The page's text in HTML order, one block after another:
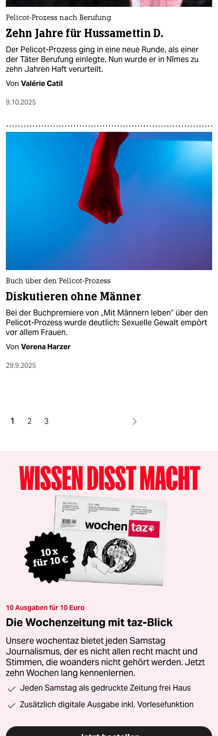
Pelicot-Prozess nach Berufung
Zehn Jahre für Hussamettin D.
Der Pelicot-Prozess ging in eine neue Runde, als einer
der Täter Berufung einlegte. Nun wurde er in Nîmes zu
zehn Jahren Haft verurteilt.
Von Valérie Catil
9.10.2025
Buch über den Pelicot-Prozess
Diskutieren ohne Männer
Bei der Buchpremiere von „Mit Männern leben“ über den
Pelicot-Prozess wurde deutlich: Sexuelle Gewalt empört
vor allem Frauen.
Von Verena Harzer
29.9.2025
1 2 3
10 Ausgaben für 10 Euro
Die Wochenzeitung mit taz-Blick
Unsere wochentaz bietet jeden Samstag
Journalismus, der es nicht allen recht macht und
Stimmen, die woanders nicht gehört werden. Jetzt
zehn Wochen lang kennenlernen.
Jeden Samstag als gedruckte Zeitung frei Haus
Zusätzlich digitale Ausgabe inkl. Vorlesefunktion